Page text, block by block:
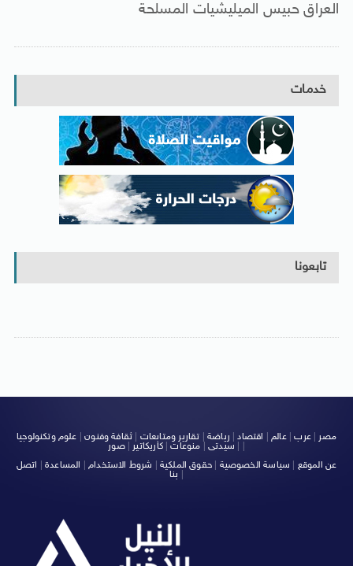
العراق حبيس الميليشيات المسلحة
خدمات
تابعونا
مصر |عرب|عالم| اقتصاد| رياضة تقارير ومتابعات ثقافة وفنون| علوم وتكنولوجيا
سيدتى| منوعات|كاريكاتير |صور
عن الموقع
سياسة الخصوصية حقوق الملكية شروط الاستخدام المساعدة
اتصل
بنا